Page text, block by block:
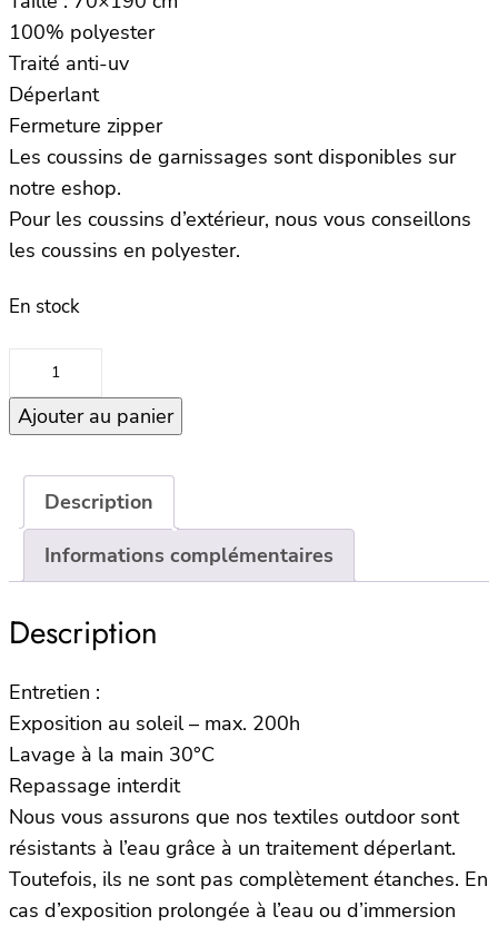
100% polyester
Traité anti-uv
Déperlant
Fermeture zipper
Les coussins de garnissages sont disponibles sur
notre eshop.
Pour les coussins d’extérieur, nous vous conseillons
les coussins en polyester.
En stock
quantité
Housse
bain
soleil
70×190
BIMINI
Ocre
Ajouter au panier
Description
Informations complémentaires
Description
Entretien :
Exposition au soleil – max. 200h
Lavage à la main 30°C
Repassage interdit
Nous vous assurons que nos textiles outdoor sont
résistants à l’eau grâce à un traitement déperlant.
Toutefois, ils ne sont pas complètement étanches. En
cas d’exposition prolongée à l’eau ou d’immersion